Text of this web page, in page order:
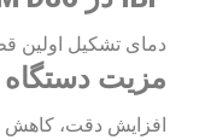
دمای تشکیل اولین
مزیت دستگاه
افزایش دقت، کاهش